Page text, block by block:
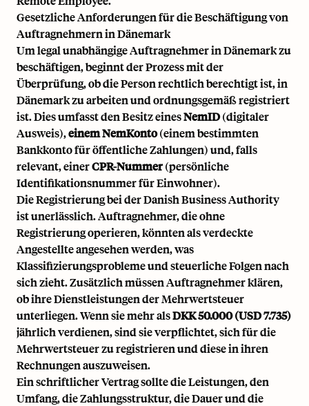
Gesetzliche Anforderungen für die Beschäftigung von
Auftragnehmern in Dänemark
Um legal unabhängige Auftragnehmer in Dänemark zu
beschäftigen, beginnt der Prozess mit der
Überprüfung, ob die Person rechtlich berechtigt ist, in
Dänemark zu arbeiten und ordnungsgemäß registriert
ist. Dies umfasst den Besitz einesNemID(digitaler
Ausweis),einem NemKonto(einem bestimmten
Bankkonto für öffentliche Zahlungen) und, falls
relevant, einerCPR-Nummer(persönliche
Identifikationsnummer für Einwohner).
Die Registrierung bei der Danish Business Authority
ist unerlässlich. Auftragnehmer, die ohne
Registrierung operieren, könnten als verdeckte
Angestellte angesehen werden, was
Klassifizierungsprobleme und steuerliche Folgen nach
sich zieht. Zusätzlich müssen Auftragnehmer klären,
ob ihre Dienstleistungen der Mehrwertsteuer
unterliegen. Wenn sie mehr alsDKK 50.000(USD 7.735)
jährlich verdienen, sind sie verpflichtet, sich für die
Mehrwertsteuer zu registrieren und diese in ihren
Rechnungen auszuweisen.
Ein schriftlicher Vertrag sollte die Leistungen, den
Umfang, die Zahlungsstruktur, die Dauer und die